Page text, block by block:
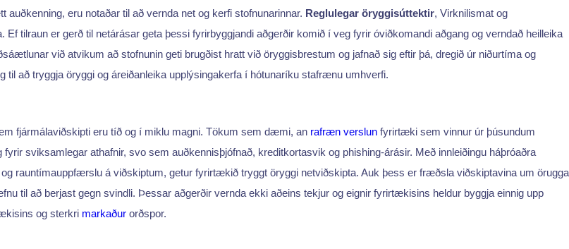
eru notaðar til að vernda net og kerfi stofnunarinnar. Reglulegar öryggisúttektir, Virknilismat og
tilraun er gerð til netárásar geta þessi fyrirbyggjandi aðgerðir komið í veg fyrir óviðkomandi aðgang og verndað heilleika
við atvikum að stofnunin geti brugðist hratt við öryggisbrestum og jafnað sig eftir þá, dregið úr niðurtíma og
að tryggja öryggi og áreiðanleika upplýsingakerfa í hótunaríku stafrænu umhverfi.
fjármálaviðskipti eru tíð og í miklu magni. Tökum sem dæmi, an rafræn verslun fyrirtæki sem vinnur úr þúsundum
sviksamlegar athafnir, svo sem auðkennisþjófnað, kreditkortasvik og phishing-árásir. Með innleiðingu háþróaðra
rauntímauppfærslu á viðskiptum, getur fyrirtækið tryggt öryggi netviðskipta. Auk þess er fræðsla viðskiptavina um örugga
til að berjast gegn svindli. Þessar aðgerðir vernda ekki aðeins tekjur og eignir fyrirtækisins heldur byggja einnig upp
og sterkri markaður orðspor.